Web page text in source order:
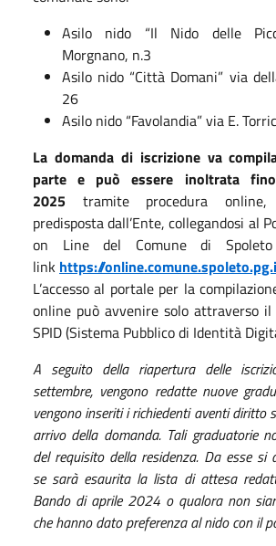
Asilo nido “Il Nido delle
Morgnano, n.3
Asilo nido “Città Domani” via
26
Asilo nido “Favolandia” via E.
La domanda di iscrizione va
parte e può essere inoltrata
2025 tramite procedura online,
predisposta dall’Ente, collegandosi al
on Line del Comune di
link https://
L’accesso al portale per la
online può avvenire solo attraverso
SPID (Sistema Pubblico di Identità
A seguito della riapertura delle
settembre, vengono redatte nuove
vengono inseriti i richiedenti aventi diritto
arrivo della domanda. Tali graduatorie
del requisito della residenza. Da esse si
se sarà esaurita la lista di attesa
Bando di aprile 2024 o qualora non
che hanno dato preferenza al nido con il